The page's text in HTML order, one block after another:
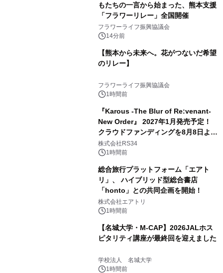
もたちの一言から始まった、熊本支援
「フラワーリレー」全国開催
フラワーライフ振興協議会
14分前
【熊本から未来へ。花がつないだ希望
のリレー】
フラワーライフ振興協議会
1時間前
『Karous -The Blur of Re:venant-
New Order』 2027年1月発売予定！
クラウドファンディングを8月8日より
開始
株式会社RS34
1時間前
総合旅行プラットフォーム「エアト
リ」、 ハイブリッド型総合書店
「honto」との共同企画を開始！
株式会社エアトリ
1時間前
【名城大学・M-CAP】2026JALホス
ピタリティ講座が最終回を迎えました
学校法人 名城大学
1時間前